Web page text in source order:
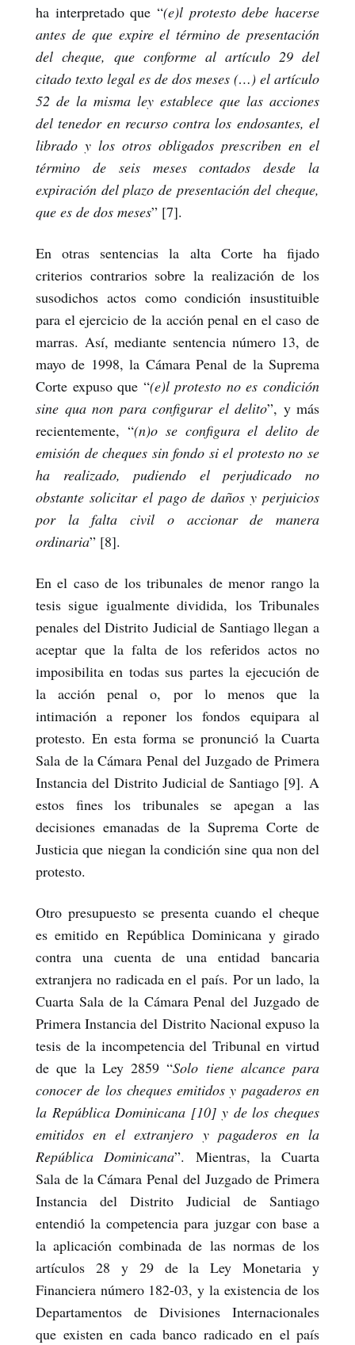
ha interpretado que “(e)l protesto debe hacerse
antes de que expire el término de presentación
del cheque, que conforme al artículo 29 del
citado texto legal es de dos meses (…) el artículo
52 de la misma ley establece que las acciones
del tenedor en recurso contra los endosantes, el
librado y los otros obligados prescriben en el
término de seis meses contados desde la
expiración del plazo de presentación del cheque,
que es de dos meses” [7].
En otras sentencias la alta Corte ha fijado
criterios contrarios sobre la realización de los
susodichos actos como condición insustituible
para el ejercicio de la acción penal en el caso de
marras. Así, mediante sentencia número 13, de
mayo de 1998, la Cámara Penal de la Suprema
Corte expuso que “(e)l protesto no es condición
sine qua non para configurar el delito”, y más
recientemente, “(n)o se configura el delito de
emisión de cheques sin fondo si el protesto no se
ha realizado, pudiendo el perjudicado no
obstante solicitar el pago de daños y perjuicios
por la falta civil o accionar de manera
ordinaria” [8].
En el caso de los tribunales de menor rango la
tesis sigue igualmente dividida, los Tribunales
penales del Distrito Judicial de Santiago llegan a
aceptar que la falta de los referidos actos no
imposibilita en todas sus partes la ejecución de
la acción penal o, por lo menos que la
intimación a reponer los fondos equipara al
protesto. En esta forma se pronunció la Cuarta
Sala de la Cámara Penal del Juzgado de Primera
Instancia del Distrito Judicial de Santiago [9]. A
estos fines los tribunales se apegan a las
decisiones emanadas de la Suprema Corte de
Justicia que niegan la condición sine qua non del
protesto.
Otro presupuesto se presenta cuando el cheque
es emitido en República Dominicana y girado
contra una cuenta de una entidad bancaria
extranjera no radicada en el país. Por un lado, la
Cuarta Sala de la Cámara Penal del Juzgado de
Primera Instancia del Distrito Nacional expuso la
tesis de la incompetencia del Tribunal en virtud
de que la Ley 2859 “Solo tiene alcance para
conocer de los cheques emitidos y pagaderos en
la República Dominicana [10] y de los cheques
emitidos en el extranjero y pagaderos en la
República Dominicana”. Mientras, la Cuarta
Sala de la Cámara Penal del Juzgado de Primera
Instancia del Distrito Judicial de Santiago
entendió la competencia para juzgar con base a
la aplicación combinada de las normas de los
artículos 28 y 29 de la Ley Monetaria y
Financiera número 182-03, y la existencia de los
Departamentos de Divisiones Internacionales
que existen en cada banco radicado en el país